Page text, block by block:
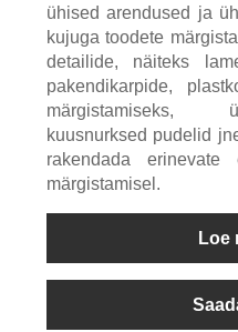
ühised arendused ja
kujuga toodete
detailide, näiteks
pakendikarpide,
märgistamiseks,
kuusnurksed pudelid
rakendada erinevate
märgistamisel.
Loe